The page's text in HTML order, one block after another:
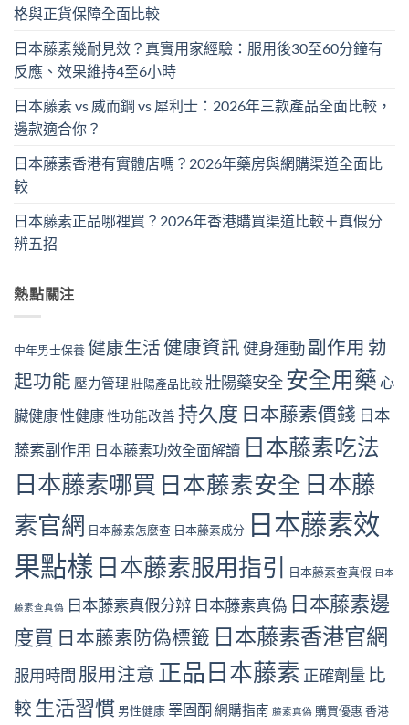
格與正貨保障全面比較
日本藤素幾耐見效？真實用家經驗：服用後30至60分鐘有
反應、效果維持4至6小時
日本藤素 vs 威而鋼 vs 犀利士：2026年三款產品全面比較，
邊款適合你？
日本藤素香港有實體店嗎？2026年藥房與網購渠道全面比
較
日本藤素正品哪裡買？2026年香港購買渠道比較＋真假分
辨五招
熱點關注
中年男士保養健康生活健康資訊健身運動副作用 勃
起功能 壓力管理 壯陽產品比較壯陽藥安全安全用藥 心
臟健康性健康性功能改善 持久度 日本藤素價錢 日本
藤素副作用 日本藤素功效全面解讀 日本藤素吃法
日本藤素哪買 日本藤素安全 日本藤
素官網 日本藤素怎麼查 日本藤素成分 日本藤素效
果點樣 日本藤素服用指引 日本藤素查真假 日本
藤素查真偽 日本藤素真假分辨 日本藤素真偽 日本藤素邊
度買 日本藤素防偽標籤 日本藤素香港官網
服用時間 服用注意 正品日本藤素 正確劑量 比
較 生活習慣 男性健康睪固酮網購指南 藤素真偽 購買優惠 香港